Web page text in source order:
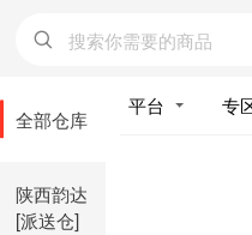
全部仓库
陕西韵达
[派送仓]